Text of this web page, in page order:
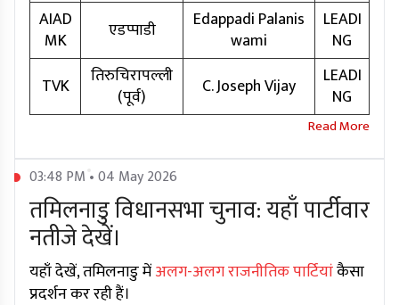
AIAD
MK
एडप्पाडी
Edappadi Palanis
wami
LEADI
NG
TVK
तिरुचिरापल्ली
(पूर्व)
C. Joseph Vijay
LEADI
NG
03:48 PM • 04 May 2026
तमिलनाडु विधानसभा चुनाव: यहाँ पार्टीवार
नतीजे देखें।
यहाँ देखें, तमिलनाडु मेंअलग-अलग राजनीतिक पार्टियांकैसा
प्रदर्शन कर रही हैं।